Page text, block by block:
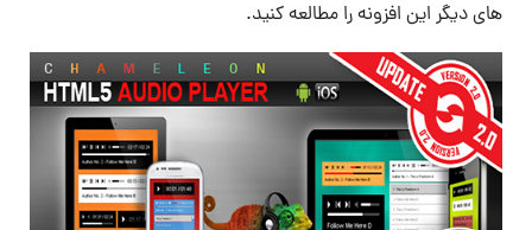
های دیگر این افزونه را مطالعه کنید.